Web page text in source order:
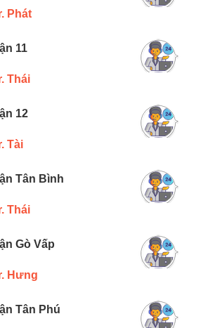
Phát
11
Thái
12
Tài
Tân Bình
Thái
Gò Vấp
Hưng
Tân Phú